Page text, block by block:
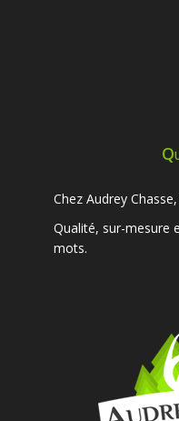
Chez Audrey
Qualité, sur-mesure
mots.